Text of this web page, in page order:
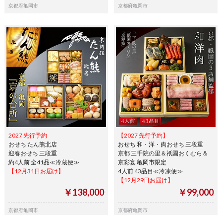
京都府亀岡市 京都府亀岡市
2027 先行予約
おせち たん熊北店
迎春おせち 三段重
約4人前 全41品≪冷蔵便≫
【12月31日お届け】
￥138,000
京都府亀岡市
【2027 先行予約】
おせち 和・洋・肉おせち 三段重
京都 三千院の里＆祇園おくむら＆
京彩宴 亀岡市限定
4人前 43品目≪冷凍便≫
【12月29日お届け】
￥99,000
京都府亀岡市